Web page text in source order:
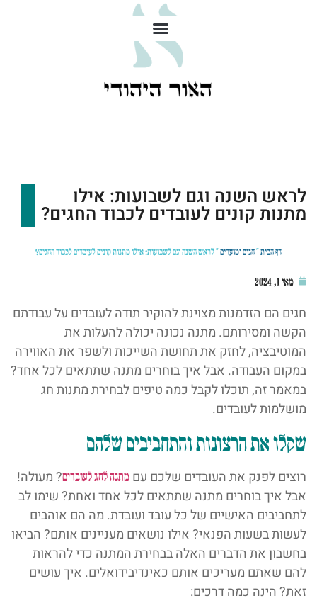
לראש השנה וגם לשבועות: אילו
מתנות קונים לעובדים לכבוד החגים?
דף הבית»חגים ומועדים»לראש השנה וגם לשבועות: אילו מתנות קונים לעובדים לכבוד החגים?
מאי 1, 2024
חגים הם הזדמנות מצוינת להוקיר תודה לעובדים על עבודתם
הקשה ומסירותם. מתנה נכונה יכולה להעלות את
המוטיבציה, לחזק את תחושת השייכות ולשפר את האווירה
במקום העבודה. אבל איך בוחרים מתנה שתתאים לכל אחד?
במאמר זה, תוכלו לקבל כמה טיפים לבחירת מתנות חג
מושלמות לעובדים.
שקלו את הרצונות והתחביבים שלהם
רוצים לפנק את העובדים שלכם עם מתנה לחג לעובדים? מעולה!
אבל איך בוחרים מתנה שתתאים לכל אחד ואחת? שימו לב
לתחביבים האישיים של כל עובד ועובדת. מה הם אוהבים
לעשות בשעות הפנאי? אילו נושאים מעניינים אותם? הביאו
בחשבון את הדברים האלה בבחירת המתנה כדי להראות
להם שאתם מעריכים אותם כאינדיבידואלים. איך עושים
זאת? הינה כמה דרכים: